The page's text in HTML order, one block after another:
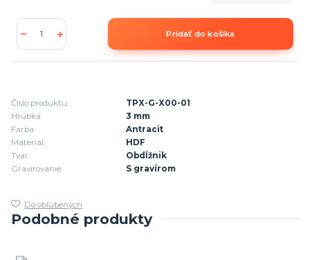
Pridať do košíka
Číslo produktu:
TPX-G-X00-01
Hrúbka:
3 mm
Farba:
Antracit
Materiál:
HDF
Tvar:
Obdĺžnik
Gravírovanie:
S gravírom
Do obľúbených
Podobné produkty